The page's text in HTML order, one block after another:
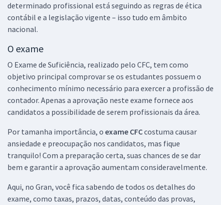
determinado profissional está seguindo as regras de ética
contábil e a legislação vigente – isso tudo em âmbito
nacional.
O exame
O Exame de Suficiência, realizado pelo CFC, tem como
objetivo principal comprovar se os estudantes possuem o
conhecimento mínimo necessário para exercer a profissão de
contador. Apenas a aprovação neste exame fornece aos
candidatos a possibilidade de serem profissionais da área.
Por tamanha importância, o exame CFCcostuma causar
ansiedade e preocupação nos candidatos, mas fique
tranquilo! Com a preparação certa, suas chances de se dar
bem e garantir a aprovação aumentam consideravelmente.
Aqui, no Gran, você fica sabendo de todos os detalhes do
exame, como taxas, prazos, datas, conteúdo das provas,